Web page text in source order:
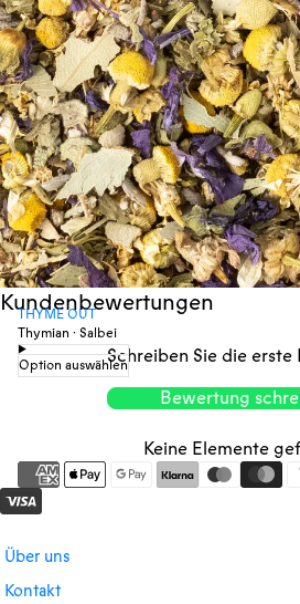
THYME OUT
Thymian · Salbei
Option auswählen
Kundenbewertungen
Schreiben Sie die
Bewertung
Keine Elemente
Über uns
Kontakt